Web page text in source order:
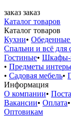
заказ заказ
Каталог товаров
Каталог товаров
Кухни•
Спальни и всё для
Гостиные• Шкафы-
• Предметы
• Садовая мебель•
Информация
О компании•
Вакансии• Оплата•
Оптовикам